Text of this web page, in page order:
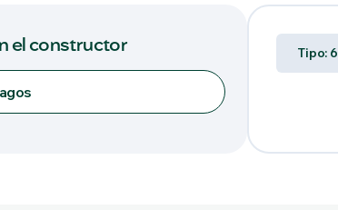
Tipo: 6
el constructor